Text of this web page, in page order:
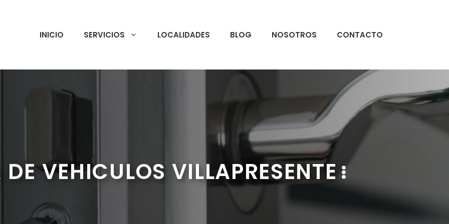
INICIO SERVICIOS LOCALIDADES BLOG NOSOTROS CONTACTO
VEHICULOS VILLAPRESENTE